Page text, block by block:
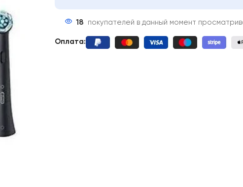
18 покупателей в данный момент
Оплата: